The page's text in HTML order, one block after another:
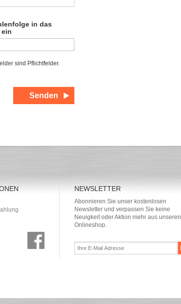
in das
sind Pflichtfelder.
NEWSLETTER
Abonnieren Sie unser kostenlosen
Newsletter und verpassen Sie keine
Neuigkeit oder Aktion mehr aus unseren
Onlineshop.